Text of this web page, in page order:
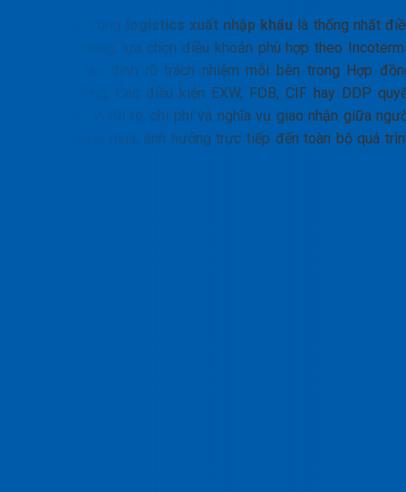
Bước đầu trong logistics xuất nhập khẩu là thống nhất
kiện giao hàng, lựa chọn điều khoản phù hợp theo
2020 và xác định rõ trách nhiệm mỗi bên trong Hợp
ngoại thương. Các điều kiện EXW, FOB, CIF hay DDP
định phạm vi rủi ro, chi phí và nghĩa vụ giao nhận giữa
bán và người mua, ảnh hưởng trực tiếp đến toàn bộ quá